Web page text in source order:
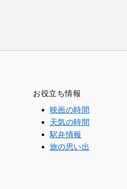
お役立ち情報
映画の時間
天気の時間
駅弁情報
旅の思い出